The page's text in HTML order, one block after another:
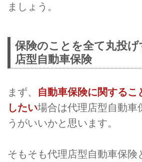
ましょう。
保険のことを全て丸投
店型自動車保険
まず、 自動車保険に関するこ
したい場合は代理店型自動車
うがいいかと思います。
そもそも代理店型自動車保険